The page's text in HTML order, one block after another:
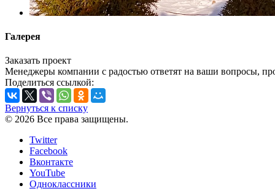
Галерея
Заказать проект
Менеджеры компании с радостью ответят на ваши вопросы,
Поделиться ссылкой:
Вернуться к списку
© 2026 Все права защищены.
Twitter
Facebook
Вконтакте
YouTube
Одноклассники